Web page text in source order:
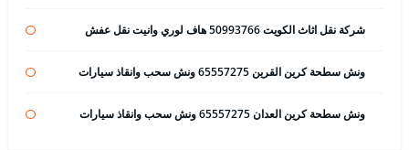
شركة نقل اثاث الكويت 50993766 هاف لوري وانيت نقل عفش
ونش سطحة كرين القرين 65557275 ونش سحب وانقاذ سيارات
ونش سطحة كرين العدان 65557275 ونش سحب وانقاذ سيارات